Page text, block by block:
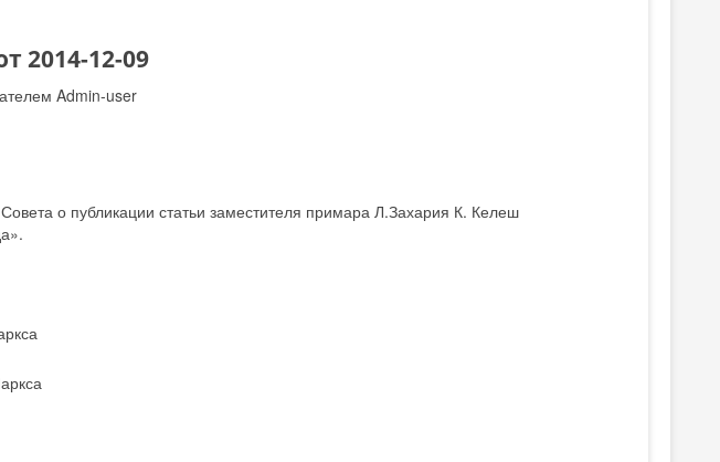
2014-12-09
Admin-user
о публикации статьи заместителя примара Л.Захария К. Келеш